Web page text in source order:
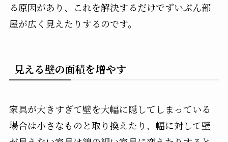
る原因があり、これを解決するだけでずいぶん部
屋が広く見えたりするのです。
見える壁の面積を増やす
家具が大きすぎて壁を大幅に隠してしまっている
場合は小さなものと取り換えたり、幅に対して壁